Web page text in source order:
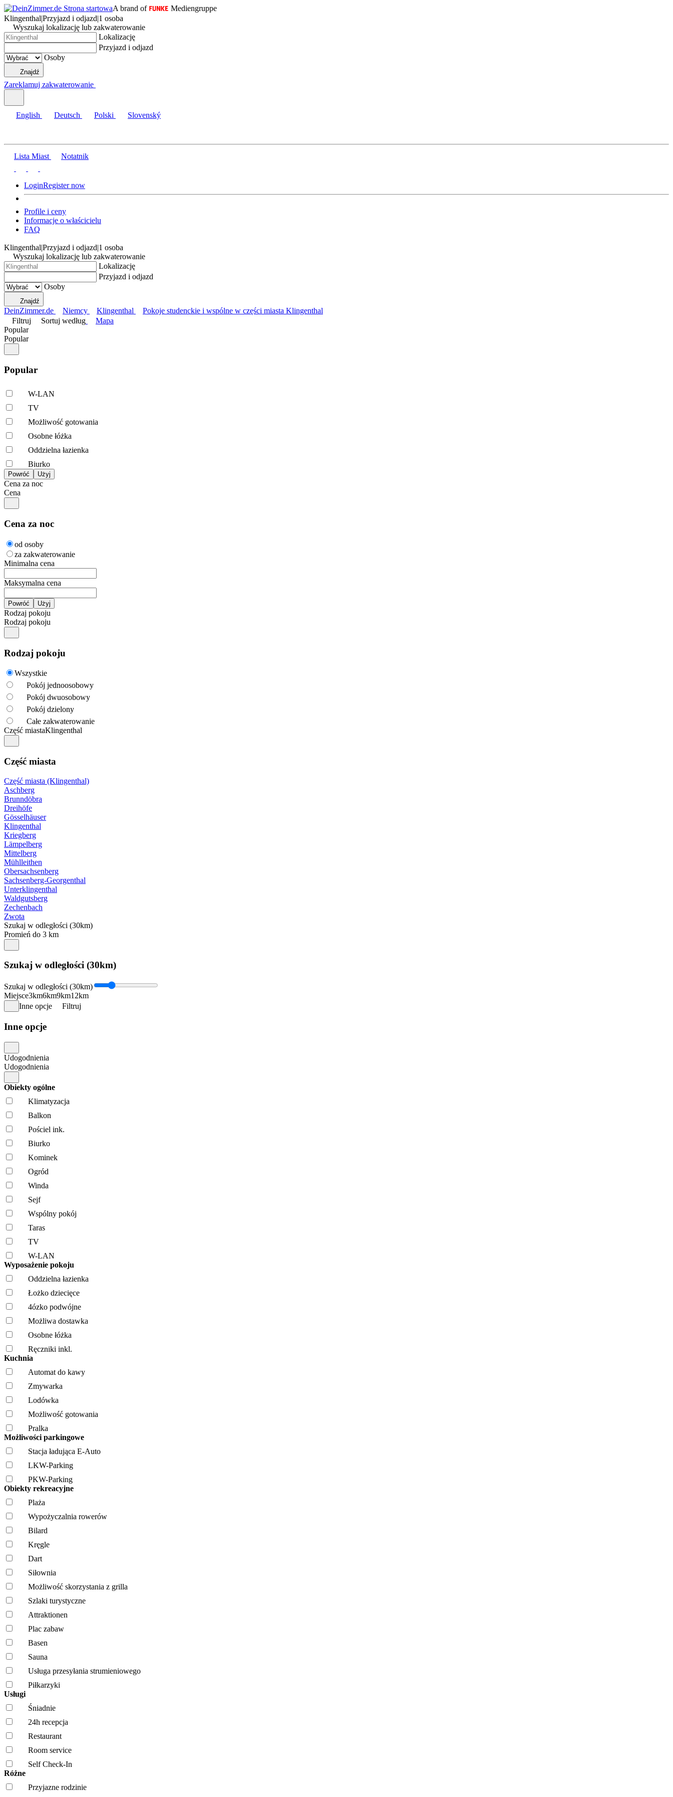
A brand of
Mediengruppe
Klingenthal|Przyjazd i odjazd|1 osoba
Wyszukaj lokalizację lub zakwaterowanie
Lokalizację
Przyjazd i odjazd
Osoby
Znajdź
Zareklamuj zakwaterowanie
English Deutsch Polski Slovenský
Lista Miast Notatnik
LoginRegister now
Profile i ceny
Informacje o właścicielu
FAQ
Klingenthal|Przyjazd i odjazd|1 osoba
Wyszukaj lokalizację lub zakwaterowanie
Lokalizację
Przyjazd i odjazd
Osoby
Znajdź
DeinZimmer.de Niemcy Klingenthal
Pokoje studenckie i wspólne w części miasta Klingenthal
Filtruj
Sortuj według
Mapa
Popular
Popular
Popular
W-LAN
TV
Możliwość gotowania
Osobne łóżka
Oddzielna łazienka
Biurko
Cena za noc
Cena
Cena za noc
od osoby
za zakwaterowanie
Minimalna cena
Maksymalna cena
Rodzaj pokoju
Rodzaj pokoju
Rodzaj pokoju
Wszystkie
Pokój jednoosobowy
Pokój dwuosobowy
Pokój dzielony
Całe zakwaterowanie
Część miastaKlingenthal
Część miasta
Część miasta (Klingenthal)
Aschberg
Brunndöbra
Dreihöfe
Gösselhäuser
Klingenthal
Kriegberg
Lämpelberg
Mittelberg
Mühlleithen
Obersachsenberg
Sachsenberg-Georgenthal
Unterklingenthal
Waldgutsberg
Zechenbach
Zwota
Szukaj w odległości (30km)
Promień do 3 km
Szukaj w odległości (30km)
Szukaj w odległości (30km)
Miejsce3km6km9km12km
Inne opcje
Filtruj
Inne opcje
Udogodnienia
Udogodnienia
Obiekty ogólne
Klimatyzacja
Balkon
Pościel ink.
Biurko
Kominek
Ogród
Winda
Sejf
Wspólny pokój
Taras
TV
W-LAN
Wyposażenie pokoju
Oddzielna łazienka
Łożko dziecięce
4ózko podwójne
Możliwa dostawka
Osobne łóżka
Ręczniki inkl.
Kuchnia
Automat do kawy
Zmywarka
Lodówka
Możliwość gotowania
Pralka
Możliwości parkingowe
Stacja ładująca E-Auto
LKW-Parking
PKW-Parking
Obiekty rekreacyjne
Plaża
Wypożyczalnia rowerów
Bilard
Kręgle
Dart
Siłownia
Możliwość skorzystania z grilla
Szlaki turystyczne
Attraktionen
Plac zabaw
Basen
Sauna
Usługa przesyłania strumieniowego
Piłkarzyki
Usługi
Śniadnie
24h recepcja
Restaurant
Room service
Self Check-In
Różne
Przyjazne rodzinie